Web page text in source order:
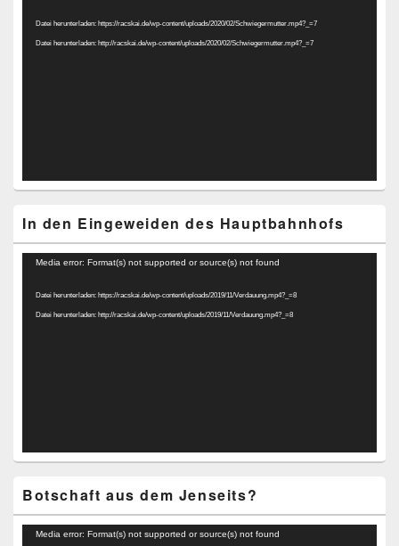
Datei herunterladen: https://racskai.de/wp-content/uploads/2020/02/Schwiegermutter.mp4?_=7
Datei herunterladen: http://racskai.de/wp-content/uploads/2020/02/Schwiegermutter.mp4?_=7
In den Eingeweiden des Hauptbahnhofs
Video-
Media error: Format(s) not supported or source(s) not found
Datei herunterladen: https://racskai.de/wp-content/uploads/2019/11/Verdauung.mp4?_=8
Datei herunterladen: http://racskai.de/wp-content/uploads/2019/11/Verdauung.mp4?_=8
Botschaft aus dem Jenseits?
Video-
Media error: Format(s) not supported or source(s) not found